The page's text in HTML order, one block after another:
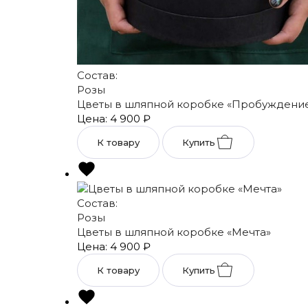
Состав:
Розы
Цветы в шляпной коробке
Цена: 4 900 ₽
К товару Купить
Состав:
Розы
Цветы в шляпной коробке «Мечта»
Цена: 4 900 ₽
К товару Купить